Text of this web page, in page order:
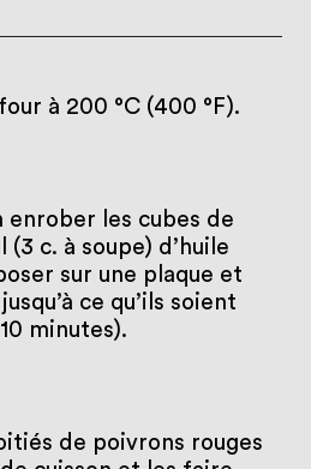
à 200 °C (400 °F).
les cubes de
(3 c. à soupe) d’huile
sur une plaque et
ce qu’ils soient
minutes).
de poivrons rouges